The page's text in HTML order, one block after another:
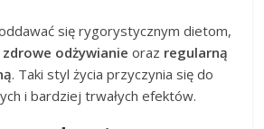
się rygorystycznym dietom,
zdrowe odżywianie oraz regularną
. Taki styl życia przyczynia się do
i bardziej trwałych efektów.